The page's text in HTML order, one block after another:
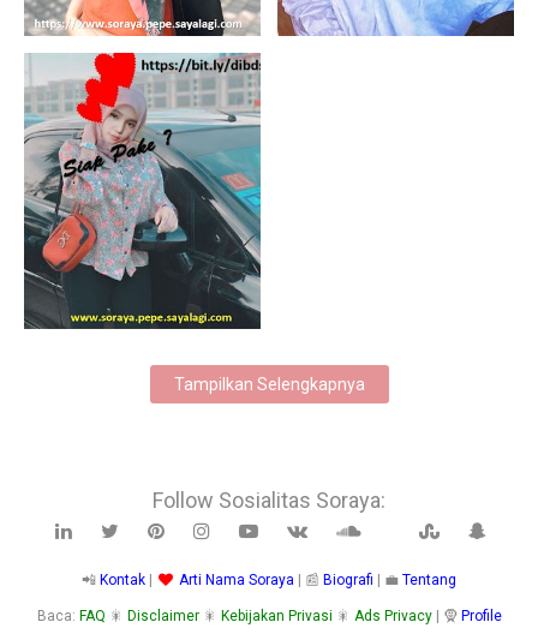
6/16/2025 6/16/2025
6/15/2025
Tampilkan Selengkapnya
Follow Sosialitas Soraya:
📲 Kontak Arti Nama Soraya | 📰 Biografi | 💼 Tentang
Baca: FAQ 🎇 Disclaimer🎇 Kebijakan Privasi 🎇 Ads Privacy| 🧕 Profile